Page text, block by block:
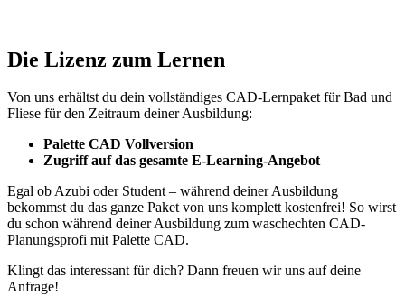
Die Lizenz zum Lernen
Von uns erhältst du dein vollständiges CAD-Lernpaket für Bad und
Fliese für den Zeitraum deiner Ausbildung:
Palette CAD Vollversion
Zugriff auf das gesamte E-Learning-Angebot
Egal ob Azubi oder Student – während deiner Ausbildung
bekommst du das ganze Paket von uns komplett kostenfrei! So wirst
du schon während deiner Ausbildung zum waschechten CAD-
Planungsprofi mit Palette CAD.
Klingt das interessant für dich? Dann freuen wir uns auf deine
Anfrage!